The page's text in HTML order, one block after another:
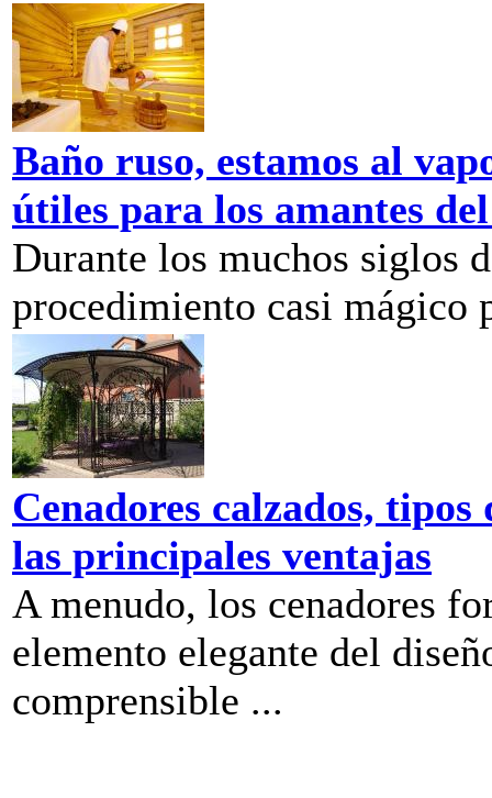
Baño ruso, estamos al
útiles para los amantes
Durante los muchos siglos
procedimiento casi mágico
Cenadores calzados,
las principales ventajas
A menudo, los cenadores
elemento elegante del
comprensible ...